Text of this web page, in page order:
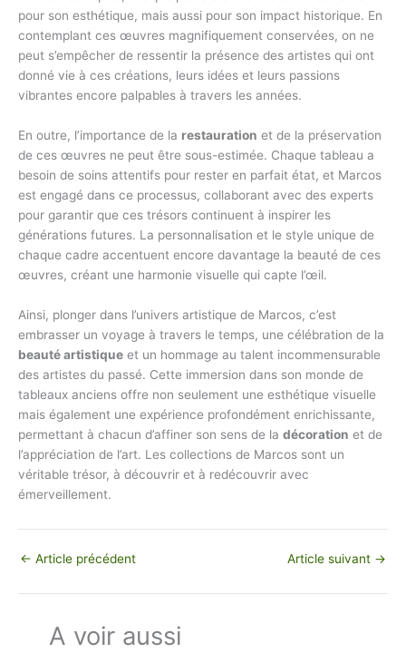
pour son esthétique, mais aussi pour son impact historique. En
contemplant ces œuvres magnifiquement conservées, on ne
peut s’empêcher de ressentir la présence des artistes qui ont
donné vie à ces créations, leurs idées et leurs passions
vibrantes encore palpables à travers les années.
En outre, l’importance de la restauration et de la préservation
de ces œuvres ne peut être sous-estimée. Chaque tableau a
besoin de soins attentifs pour rester en parfait état, et Marcos
est engagé dans ce processus, collaborant avec des experts
pour garantir que ces trésors continuent à inspirer les
générations futures. La personnalisation et le style unique de
chaque cadre accentuent encore davantage la beauté de ces
œuvres, créant une harmonie visuelle qui capte l’œil.
Ainsi, plonger dans l’univers artistique de Marcos, c’est
embrasser un voyage à travers le temps, une célébration de la
beauté artistique et un hommage au talent incommensurable
des artistes du passé. Cette immersion dans son monde de
tableaux anciens offre non seulement une esthétique visuelle
mais également une expérience profondément enrichissante,
permettant à chacun d’affiner son sens de la décoration et de
l’appréciation de l’art. Les collections de Marcos sont un
véritable trésor, à découvrir et à redécouvrir avec
émerveillement.
← Article précédent Article suivant →
A voir aussi